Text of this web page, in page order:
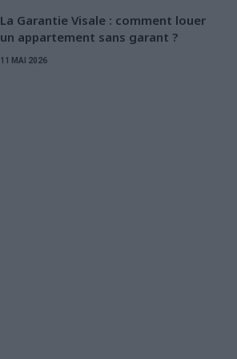
La Garantie Visale : comment louer
un appartement sans garant ?
11 MAI 2026